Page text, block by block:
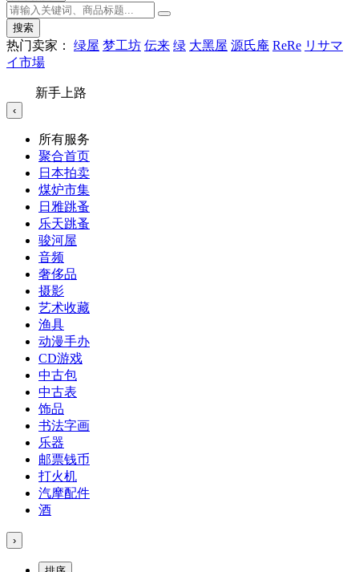
搜索
热门卖家： 绿屋 梦工坊 伝来 绿 大黑屋 源氏庵 ReRe リサマ
イ市場
新手上路
‹
所有服务
聚合首页
日本拍卖
煤炉市集
日雅跳蚤
乐天跳蚤
骏河屋
音频
奢侈品
摄影
艺术收藏
渔具
动漫手办
CD游戏
中古包
中古表
饰品
书法字画
乐器
邮票钱币
打火机
汽摩配件
酒
›